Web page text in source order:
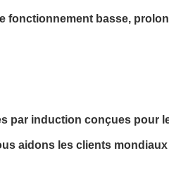
fonctionnement basse,
par induction conçues pour
aidons les clients